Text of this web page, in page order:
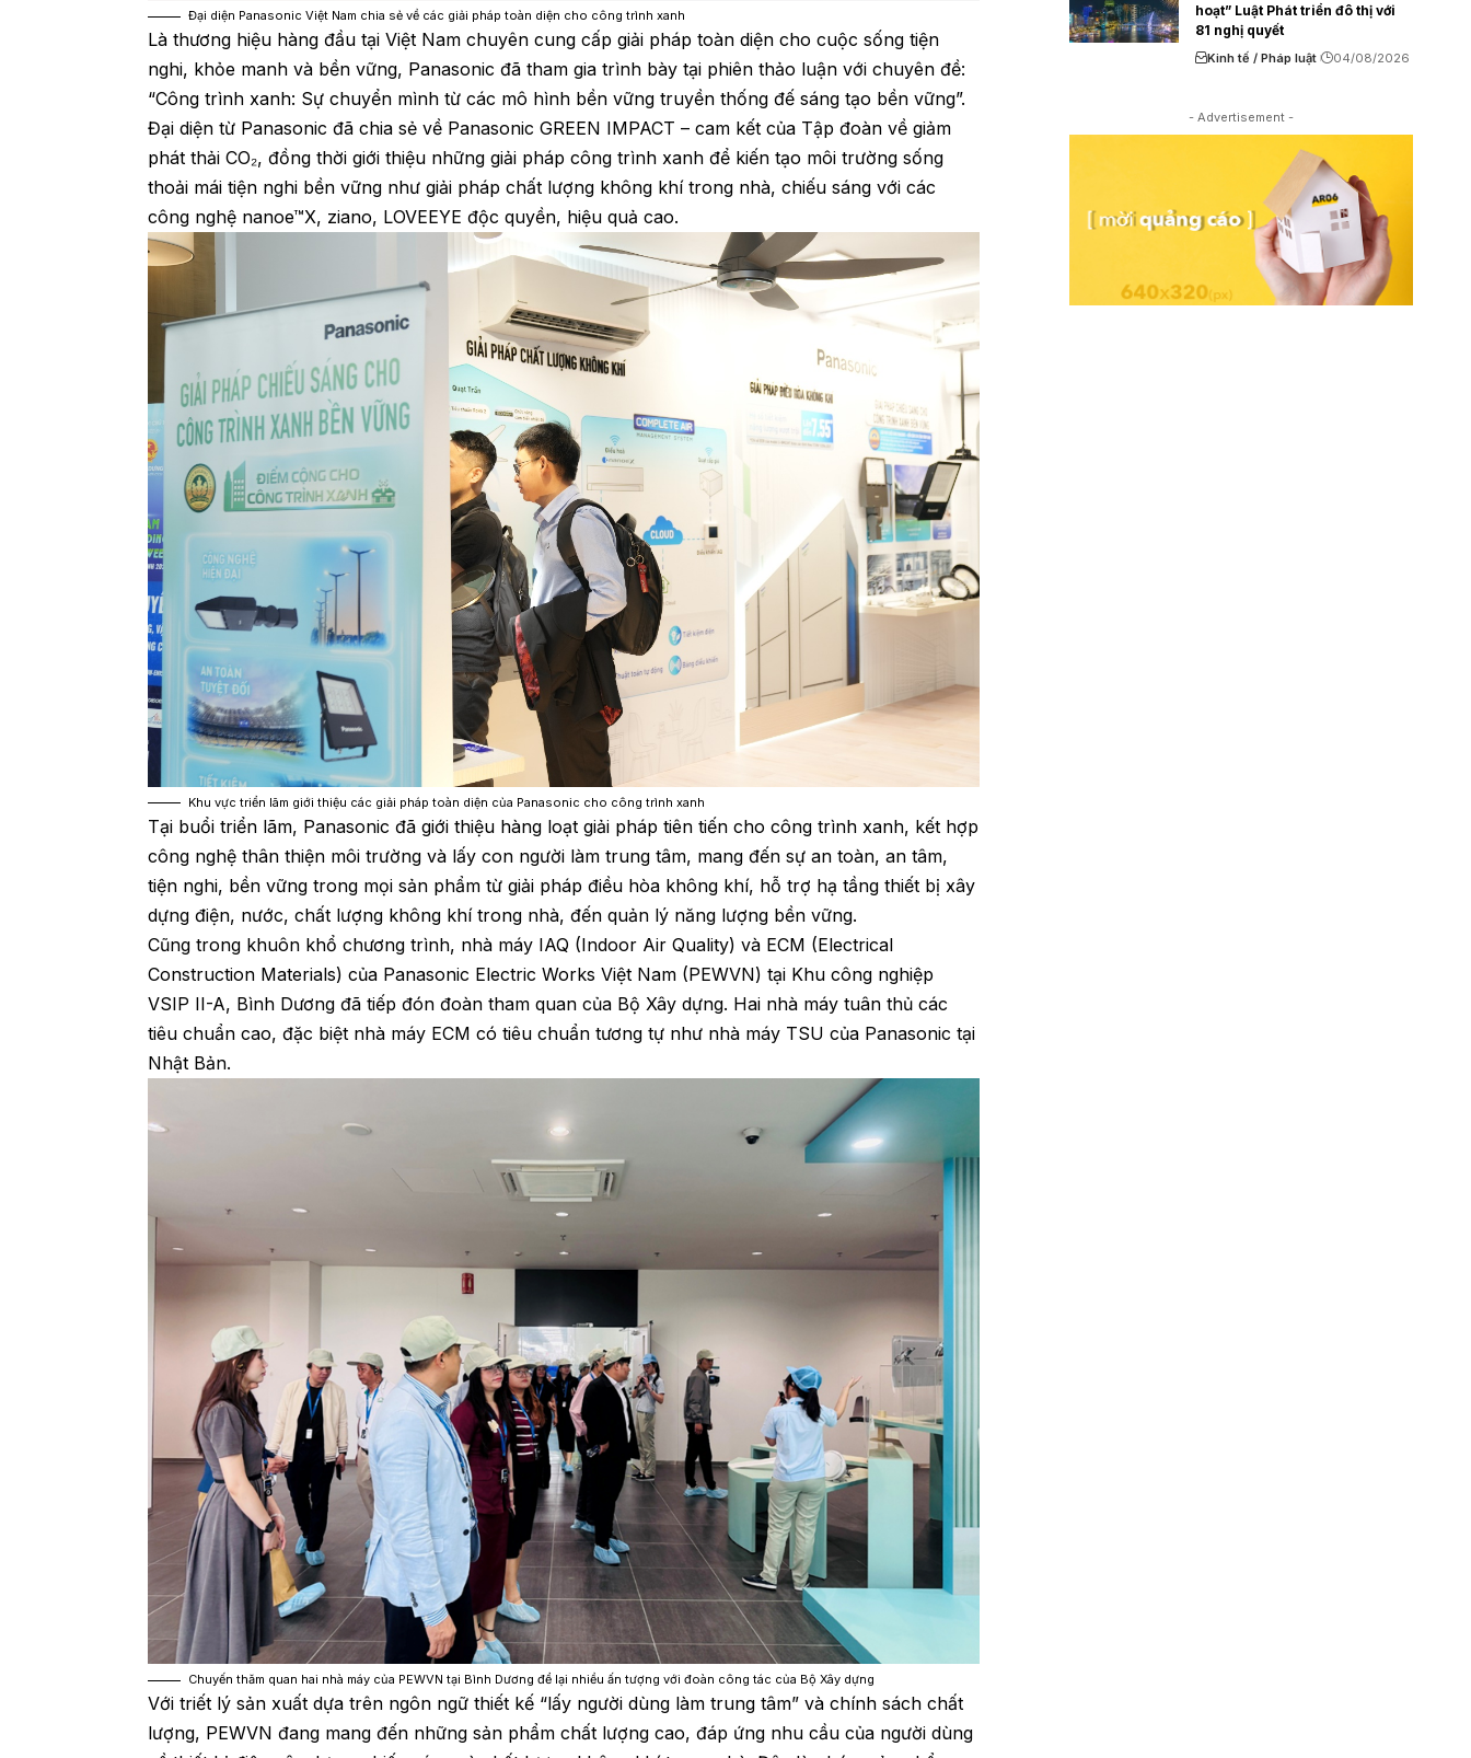
Đại diện Panasonic Việt Nam chia sẻ về các giải pháp toàn diện cho công trình xanh
Là thương hiệu hàng đầu tại Việt Nam chuyên cung cấp giải pháp toàn diện cho cuộc sống tiện
nghi, khỏe manh và bền vững, Panasonic đã tham gia trình bày tại phiên thảo luận với chuyên đề:
“Công trình xanh: Sự chuyển mình từ các mô hình bền vững truyền thống đế sáng tạo bền vững”.
Đại diện từ Panasonic đã chia sẻ về Panasonic GREEN IMPACT – cam kết của Tập đoàn về giảm
phát thải CO₂, đồng thời giới thiệu những giải pháp công trình xanh để kiến tạo môi trường sống
thoải mái tiện nghi bền vững như giải pháp chất lượng không khí trong nhà, chiếu sáng với các
công nghệ nanoe™X, ziano, LOVEEYE độc quyền, hiệu quả cao.
Khu vực triển lãm giới thiệu các giải pháp toàn diện của Panasonic cho công trình xanh
Tại buổi triển lãm, Panasonic đã giới thiệu hàng loạt giải pháp tiên tiến cho công trình xanh, kết hợp
công nghệ thân thiện môi trường và lấy con người làm trung tâm, mang đến sự an toàn, an tâm,
tiện nghi, bền vững trong mọi sản phẩm từ giải pháp điều hòa không khí, hỗ trợ hạ tầng thiết bị xây
dựng điện, nước, chất lượng không khí trong nhà, đến quản lý năng lượng bền vững.
Cũng trong khuôn khổ chương trình, nhà máy IAQ (Indoor Air Quality) và ECM (Electrical
Construction Materials) của Panasonic Electric Works Việt Nam (PEWVN) tại Khu công nghiệp
VSIP II-A, Bình Dương đã tiếp đón đoàn tham quan của Bộ Xây dựng. Hai nhà máy tuân thủ các
tiêu chuẩn cao, đặc biệt nhà máy ECM có tiêu chuẩn tương tự như nhà máy TSU của Panasonic tại
Nhật Bản.
Chuyến thăm quan hai nhà máy của PEWVN tại Bình Dương để lại nhiều ấn tượng với đoàn công tác của Bộ Xây dựng
Với triết lý sản xuất dựa trên ngôn ngữ thiết kế “lấy người dùng làm trung tâm” và chính sách chất
lượng, PEWVN đang mang đến những sản phẩm chất lượng cao, đáp ứng nhu cầu của người dùng
hoạt” Luật Phát triển đô thị với
81 nghị quyết
Kinh tế / Pháp luật 04/08/2026
- Advertisement -